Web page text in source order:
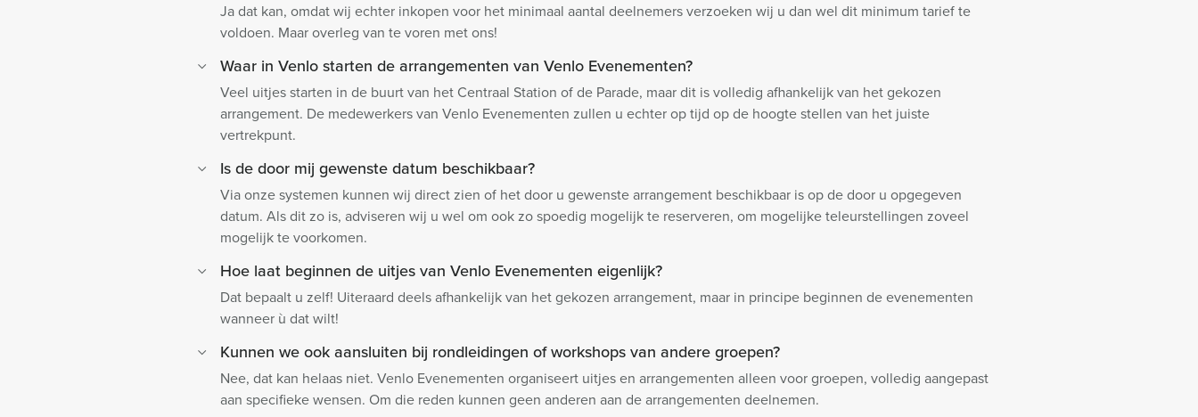
Ja dat kan, omdat wij echter inkopen voor het minimaal aantal deelnemers verzoeken wij u dan wel dit minimum tarief te
voldoen. Maar overleg van te voren met ons!
Waar in Venlo starten de arrangementen van Venlo Evenementen?
Veel uitjes starten in de buurt van het Centraal Station of de Parade, maar dit is volledig afhankelijk van het gekozen
arrangement. De medewerkers van Venlo Evenementen zullen u echter op tijd op de hoogte stellen van het juiste
vertrekpunt.
Is de door mij gewenste datum beschikbaar?
Via onze systemen kunnen wij direct zien of het door u gewenste arrangement beschikbaar is op de door u opgegeven
datum. Als dit zo is, adviseren wij u wel om ook zo spoedig mogelijk te reserveren, om mogelijke teleurstellingen zoveel
mogelijk te voorkomen.
Hoe laat beginnen de uitjes van Venlo Evenementen eigenlijk?
Dat bepaalt u zelf! Uiteraard deels afhankelijk van het gekozen arrangement, maar in principe beginnen de evenementen
wanneer ù dat wilt!
Kunnen we ook aansluiten bij rondleidingen of workshops van andere groepen?
Nee, dat kan helaas niet. Venlo Evenementen organiseert uitjes en arrangementen alleen voor groepen, volledig aangepast
aan specifieke wensen. Om die reden kunnen geen anderen aan de arrangementen deelnemen.